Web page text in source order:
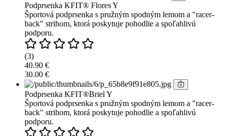
Podprsenka KFIT® Flores Y
Športová podprsenka s pružným spodným lemom a "racer-
back" strihom, ktorá poskytuje pohodlie a spoľahlivú
podporu.
(3)
40.90 €
30.00 €
Podprsenka KFIT®Briel Y
Športová podprsenka s pružným spodným lemom a "racer-
back" strihom, ktorá poskytuje pohodlie a spoľahlivú
podporu.